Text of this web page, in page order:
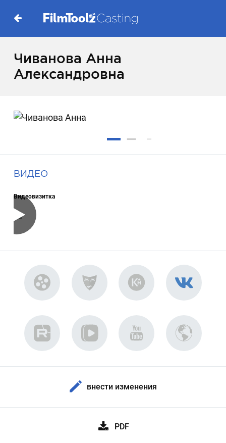
Чиванова Анна
Александровна
ВИДЕО
Видеовизитка
внести изменения
PDF